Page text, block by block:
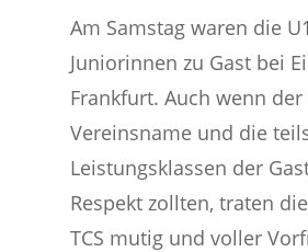
Am Samstag waren die
Juniorinnen zu Gast bei
Frankfurt. Auch wenn der
Vereinsname und die
Leistungsklassen der
Respekt zollten, traten
TCS mutig und voller